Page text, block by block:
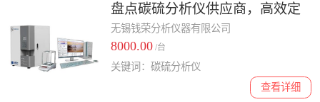
盘点碳硫分析仪供应商，高效定
制口碑好的选哪家
无锡钱荣分析仪器有限公司
8000.00 /台
查看详细
关键词：碳硫分析仪